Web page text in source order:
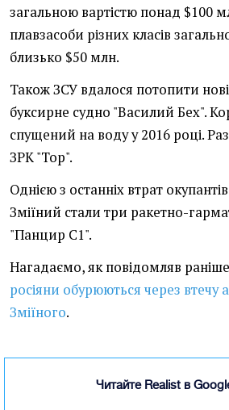
загальною вартістю понад $100
плавзасоби різних класів
близько $50 млн.
Також ЗСУ вдалося потопити
буксирне судно "Василий Бех".
спущений на воду у 2016 році.
ЗРК "Тор".
Однією з останніх втрат
Зміїний стали три ракетно-
"Панцир С1".
Нагадаємо, як повідомляв раніше
росіяни обурюються через втечу
Зміїного.
Читайте Realist в